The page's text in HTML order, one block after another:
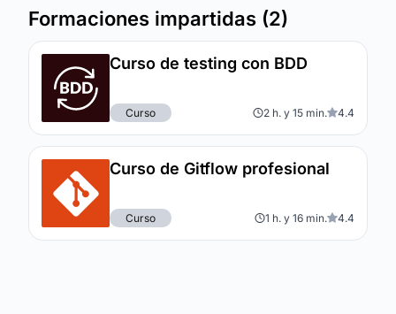
Formaciones impartidas (2)
Curso de testing con BDD
Curso 2 h. y 15 min. 4.4
Curso de Gitflow profesional
Curso 1 h. y 16 min. 4.4